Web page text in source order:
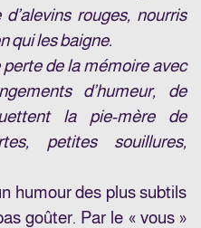
rouges, nourris
qui les baigne.
de la mémoire avec
d’humeur, de
la pie-mère de
petites souillures,
humour des plus subtils
goûter. Par le « vous »